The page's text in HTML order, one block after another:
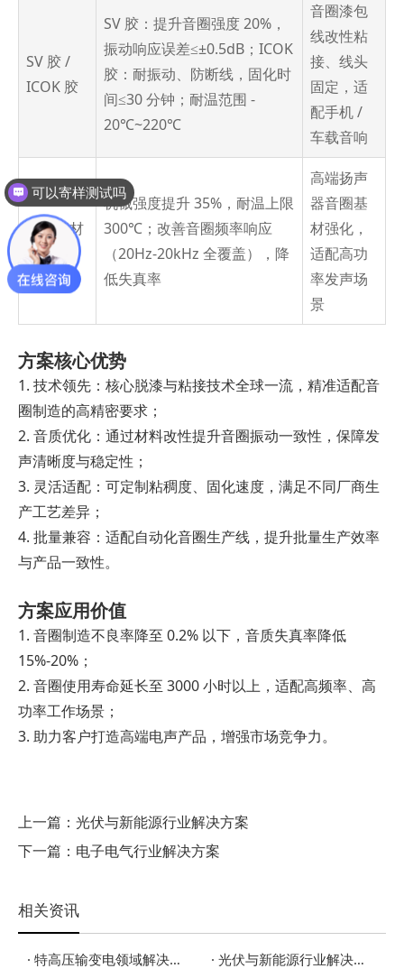
SV 胶 /
ICOK 胶
SV 胶：提升音圈强度 20%，
振动响应误差≤±0.5dB；ICOK
胶：耐振动、防断线，固化时
间≤30 分钟；耐温范围 -
20℃~220℃
音圈漆包
线改性粘
接、线头
固定，适
配手机 /
车载音响
音圈基材
涂层胶
机械强度提升 35%，耐温上限
300℃；改善音圈频率响应
（20Hz-20kHz 全覆盖），降
低失真率
高端扬声
器音圈基
材强化，
适配高功
率发声场
景
方案核心优势
1. 技术领先：核心脱漆与粘接技术全球一流，精准适配音
圈制造的高精密要求；
2. 音质优化：通过材料改性提升音圈振动一致性，保障发
声清晰度与稳定性；
3. 灵活适配：可定制粘稠度、固化速度，满足不同厂商生
产工艺差异；
4. 批量兼容：适配自动化音圈生产线，提升批量生产效率
与产品一致性。
方案应用价值
1. 音圈制造不良率降至 0.2% 以下，音质失真率降低
15%-20%；
2. 音圈使用寿命延长至 3000 小时以上，适配高频率、高
功率工作场景；
3. 助力客户打造高端电声产品，增强市场竞争力。
上一篇： 光伏与新能源行业解决方案
下一篇： 电子电气行业解决方案
相关资讯
· 特高压输变电领域解决方案 · 光伏与新能源行业解决方案
可以寄样测试吗